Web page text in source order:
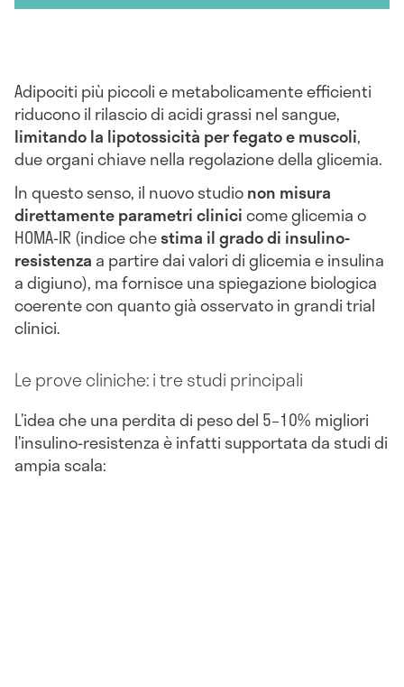
Adipociti più piccoli e metabolicamente efficienti
riducono il rilascio di acidi grassi nel sangue,
limitando la lipotossicità per fegato e muscoli,
due organi chiave nella regolazione della glicemia.
In questo senso, il nuovo studionon misura
direttamente parametri clinicicome glicemia o
HOMA-IR (indice chestima il grado di insulino-
resistenza a partire dai valori di glicemia e insulina
a digiuno), ma fornisce una spiegazione biologica
coerente con quanto già osservato in grandi trial
clinici.
Le prove cliniche: i tre studi principali
L’idea che una perdita di peso del 5–10% migliori
l’insulino-resistenza è infatti supportata da studi di
ampia scala: